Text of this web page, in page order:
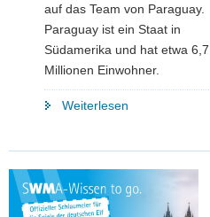
auf das Team von Paraguay.
Paraguay ist ein Staat in
Südamerika und hat etwa 6,7
Millionen Einwohner.
Weiterlesen
–